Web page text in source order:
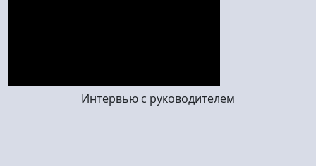
Интервью с руководителем